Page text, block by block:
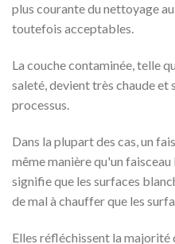
plus courante du nettoyage
toutefois acceptables.
La couche contaminée, telle
saleté, devient très chaude et
processus.
Dans la plupart des cas, un
même manière qu'un
signifie que les surfaces
de mal à chauffer que les
Elles réfléchissent la majorité